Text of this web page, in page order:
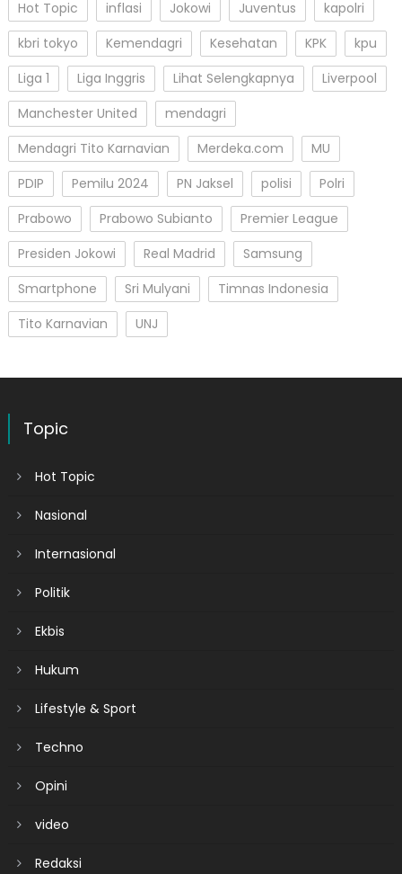
Hot Topic
inflasi Jokowi Juventus
kapolri
kbri tokyo
Kemendagri Kesehatan KPK
kpu
Liga 1
Liga Inggris Lihat Selengkapnya
Liverpool
Manchester United
mendagri
Mendagri Tito Karnavian
Merdeka.com
MU
PDIP
Pemilu 2024 PN Jaksel polisi
Polri
Prabowo
Prabowo Subianto
Premier League
Presiden Jokowi
Real Madrid
Samsung
Smartphone
Sri Mulyani
Timnas Indonesia
Tito Karnavian
UNJ
Topic
Hot Topic
Nasional
Internasional
Politik
Ekbis
Hukum
Lifestyle & Sport
Techno
Opini
video
Redaksi